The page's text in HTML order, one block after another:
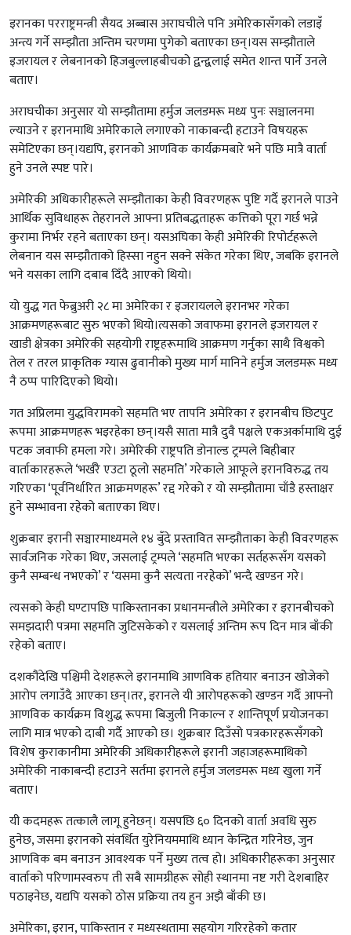
इरानका परराष्ट्रमन्त्री सैयद अब्बास अराघचीले पनि अमेरिकासँगको लडाइँ
अन्त्य गर्ने सम्झौता अन्तिम चरणमा पुगेको बताएका छन्।यस सम्झौताले
इजरायल र लेबनानको हिजबुल्लाहबीचको द्वन्द्वलाई समेत शान्त पार्ने उनले
बताए।
अराघचीका अनुसार यो सम्झौतामा हर्मुज जलडमरू मध्य पुनः सञ्चालनमा
ल्याउने र इरानमाथि अमेरिकाले लगाएको नाकाबन्दी हटाउने विषयहरू
समेटिएका छन्।यद्यपि, इरानको आणविक कार्यक्रमबारे भने पछि मात्रै वार्ता
हुने उनले स्पष्ट पारे।
अमेरिकी अधिकारीहरूले सम्झौताका केही विवरणहरू पुष्टि गर्दै इरानले पाउने
आर्थिक सुविधाहरू तेहरानले आफ्ना प्रतिबद्धताहरू कत्तिको पूरा गर्छ भन्ने
कुरामा निर्भर रहने बताएका छन्। यसअघिका केही अमेरिकी रिपोर्टहरूले
लेबनान यस सम्झौताको हिस्सा नहुन सक्ने संकेत गरेका थिए, जबकि इरानले
भने यसका लागि दबाब दिँदै आएको थियो।
यो युद्ध गत फेब्रुअरी २८ मा अमेरिका र इजरायलले इरानभर गरेका
आक्रमणहरूबाट सुरु भएको थियो।त्यसको जवाफमा इरानले इजरायल र
खाडी क्षेत्रका अमेरिकी सहयोगी राष्ट्रहरूमाथि आक्रमण गर्नुका साथै विश्वको
तेल र तरल प्राकृतिक ग्यास ढुवानीको मुख्य मार्ग मानिने हर्मुज जलडमरू मध्य
नै ठप्प पारिदिएको थियो।
गत अप्रिलमा युद्धविरामको सहमति भए तापनि अमेरिका र इरानबीच छिटपुट
रूपमा आक्रमणहरू भइरहेका छन्।यसै साता मात्रै दुवै पक्षले एकअर्कामाथि दुई
पटक जवाफी हमला गरे। अमेरिकी राष्ट्रपति डोनाल्ड ट्रम्पले बिहीबार
वार्ताकारहरूले ‘भर्खरै एउटा ठूलो सहमति’ गरेकाले आफूले इरानविरुद्ध तय
गरिएका ‘पूर्वनिर्धारित आक्रमणहरू’ रद्द गरेको र यो सम्झौतामा चाँडै हस्ताक्षर
हुने सम्भावना रहेको बताएका थिए।
शुक्रबार इरानी सञ्चारमाध्यमले १४ बुँदे प्रस्तावित सम्झौताका केही विवरणहरू
सार्वजनिक गरेका थिए, जसलाई ट्रम्पले ‘सहमति भएका सर्तहरूसँग यसको
कुनै सम्बन्ध नभएको’ र ‘यसमा कुनै सत्यता नरहेको’ भन्दै खण्डन गरे।
त्यसको केही घण्टापछि पाकिस्तानका प्रधानमन्त्रीले अमेरिका र इरानबीचको
समझदारी पत्रमा सहमति जुटिसकेको र यसलाई अन्तिम रूप दिन मात्र बाँकी
रहेको बताए।
दशकौंदेखि पश्चिमी देशहरूले इरानमाथि आणविक हतियार बनाउन खोजेको
आरोप लगाउँदै आएका छन्।तर, इरानले यी आरोपहरूको खण्डन गर्दै आफ्नो
आणविक कार्यक्रम विशुद्ध रूपमा बिजुली निकाल्न र शान्तिपूर्ण प्रयोजनका
लागि मात्र भएको दाबी गर्दै आएको छ। शुक्रबार दिउँसो पत्रकारहरूसँगको
विशेष कुराकानीमा अमेरिकी अधिकारीहरूले इरानी जहाजहरूमाथिको
अमेरिकी नाकाबन्दी हटाउने सर्तमा इरानले हर्मुज जलडमरू मध्य खुला गर्ने
बताए।
यी कदमहरू तत्कालै लागू हुनेछन्। यसपछि ६० दिनको वार्ता अवधि सुरु
हुनेछ, जसमा इरानको संवर्धित युरेनियममाथि ध्यान केन्द्रित गरिनेछ, जुन
आणविक बम बनाउन आवश्यक पर्ने मुख्य तत्व हो। अधिकारीहरूका अनुसार
वार्ताको परिणामस्वरुप ती सबै सामग्रीहरू सोही स्थानमा नष्ट गरी देशबाहिर
पठाइनेछ, यद्यपि यसको ठोस प्रक्रिया तय हुन अझै बाँकी छ।
अमेरिका, इरान, पाकिस्तान र मध्यस्थतामा सहयोग गरिरहेको कतार